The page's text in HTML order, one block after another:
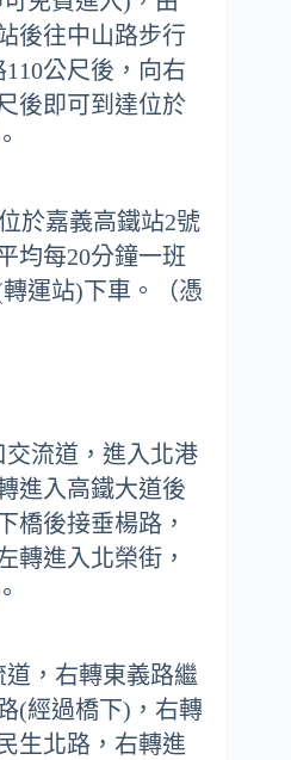
後往中山路步行
公尺後，向右
後即可到達位於
於嘉義高鐵站2號
均每20分鐘一班
運站)下車。（憑
交流道，進入北港
進入高鐵大道後
橋後接垂楊路，
轉進入北榮街，
道，右轉東義路繼
(經過橋下)，右轉
生北路，右轉進